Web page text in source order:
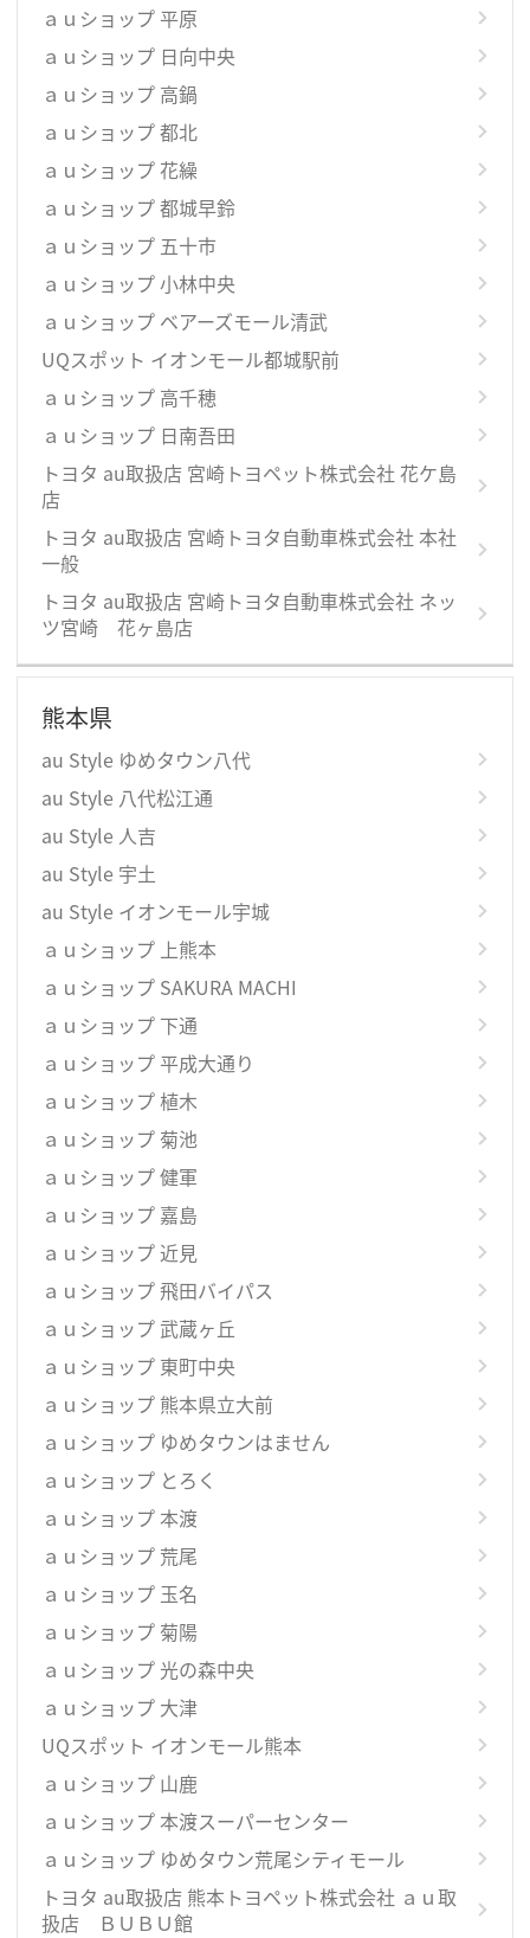
ａｕショップ 平原
ａｕショップ 日向中央
ａｕショップ 高鍋
ａｕショップ 都北
ａｕショップ 花繰
ａｕショップ 都城早鈴
ａｕショップ 五十市
ａｕショップ 小林中央
ａｕショップ ベアーズモール清武
UQスポット イオンモール都城駅前
ａｕショップ 高千穂
ａｕショップ 日南吾田
トヨタ au取扱店 宮崎トヨペット株式会社 花ケ島
店
トヨタ au取扱店 宮崎トヨタ自動車株式会社 本社
一般
トヨタ au取扱店 宮崎トヨタ自動車株式会社 ネッ
ツ宮崎 花ヶ島店
熊本県
au Style ゆめタウン八代
au Style 八代松江通
au Style 人吉
au Style 宇土
au Style イオンモール宇城
ａｕショップ 上熊本
ａｕショップ SAKURA MACHI
ａｕショップ 下通
ａｕショップ 平成大通り
ａｕショップ 植木
ａｕショップ 菊池
ａｕショップ 健軍
ａｕショップ 嘉島
ａｕショップ 近見
ａｕショップ 飛田バイパス
ａｕショップ 武蔵ヶ丘
ａｕショップ 東町中央
ａｕショップ 熊本県立大前
ａｕショップ ゆめタウンはません
ａｕショップ とろく
ａｕショップ 本渡
ａｕショップ 荒尾
ａｕショップ 玉名
ａｕショップ 菊陽
ａｕショップ 光の森中央
ａｕショップ 大津
UQスポット イオンモール熊本
ａｕショップ 山鹿
ａｕショップ 本渡スーパーセンター
ａｕショップ ゆめタウン荒尾シティモール
トヨタ au取扱店 熊本トヨペット株式会社 ａｕ取
扱店 ＢＵＢＵ館